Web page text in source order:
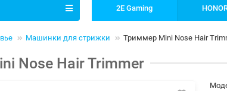
2E Gaming
Машинки для стрижки Триммер Mini Nose Hair
Nose Hair Trimmer